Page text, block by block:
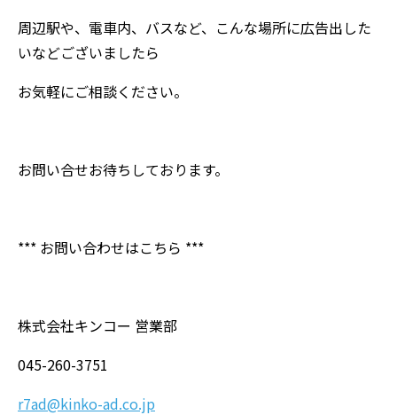
周辺駅や、電車内、バスなど、こんな場所に広告出した
いなどございましたら
お気軽にご相談ください。
お問い合せお待ちしております。
*** お問い合わせはこちら ***
株式会社キンコー 営業部
045-260-3751
r7ad@kinko-ad.co.jp